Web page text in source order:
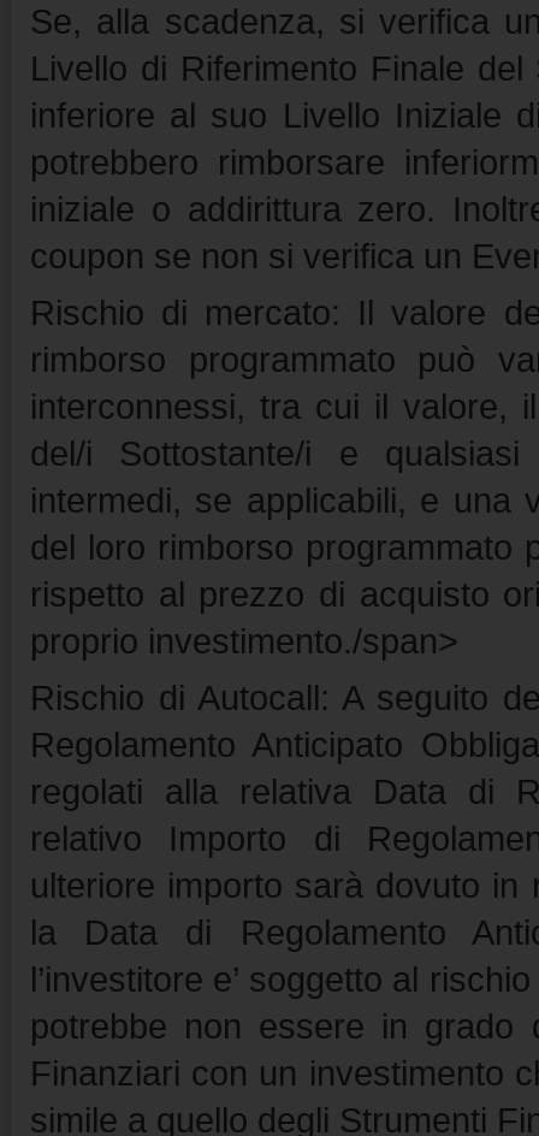
Se, alla scadenza, si verifica
Livello di Riferimento Finale
inferiore al suo Livello Iniziale
potrebbero rimborsare
iniziale o addirittura zero.
coupon se non si verifica un
Rischio di mercato: Il valore
rimborso programmato può
interconnessi, tra cui il valore,
del/i Sottostante/i e
intermedi, se applicabili, e una
del loro rimborso programmato
rispetto al prezzo di acquisto
proprio investimento./span>
Rischio di Autocall: A seguito
Regolamento Anticipato
regolati alla relativa Data di
relativo Importo di
ulteriore importo sarà dovuto in
la Data di Regolamento
l’investitore e’ soggetto al
potrebbe non essere in grado
Finanziari con un investimento
simile a quello degli Strumenti